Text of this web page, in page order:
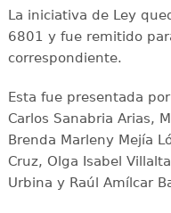
La iniciativa de Ley
6801 y fue remitido
correspondiente.
Esta fue presentada
Carlos Sanabria Arias,
Brenda Marleny Mejía
Cruz, Olga Isabel
Urbina y Raúl Amílcar